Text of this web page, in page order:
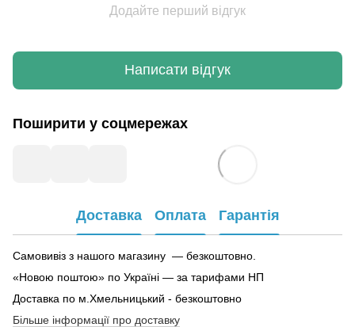
Додайте перший відгук
Написати відгук
Поширити у соцмережах
Доставка Оплата Гарантія
Самовивіз з нашого магазину — безкоштовно.
«Новою поштою» по Україні — за тарифами НП
Доставка по м.Хмельницький - безкоштовно
Більше інформації про доставку